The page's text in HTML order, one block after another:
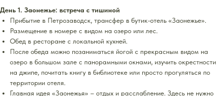
День 1. Заонежье: встреча с тишиной
Прибытие в Петрозаводск, трансфер в бутик-отель «Заонежье».
Размещение в номере с видом на озеро или лес.
Обед в ресторане с локальной кухней.
После обеда можно позаниматься йогой с прекрасным видом на
озеро в большом зале с панорамными окнами, изучить окрестности
на джипе, почитать книгу в библиотеке или просто прогуляться по
территории отеля.
Главная идея «Заонежья» – отдых и расслабление. Здесь не нужно